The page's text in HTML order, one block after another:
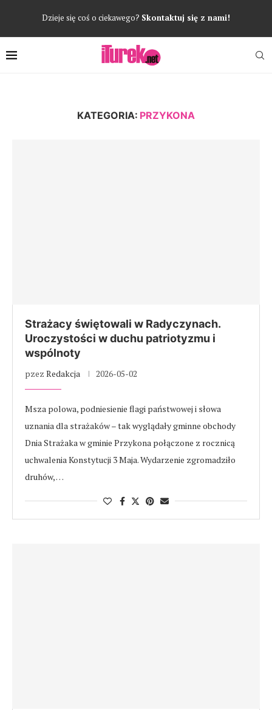
Dzieje się coś o ciekawego? Skontaktuj się z nami!
KATEGORIA: PRZYKONA
Strażacy świętowali w Radyczynach.
Uroczystości w duchu patriotyzmu i
wspólnoty
pzez Redakcja 2026-05-02
Msza polowa, podniesienie flagi państwowej i słowa
uznania dla strażaków – tak wyglądały gminne obchody
Dnia Strażaka w gminie Przykona połączone z rocznicą
uchwalenia Konstytucji 3 Maja. Wydarzenie zgromadziło
druhów, …